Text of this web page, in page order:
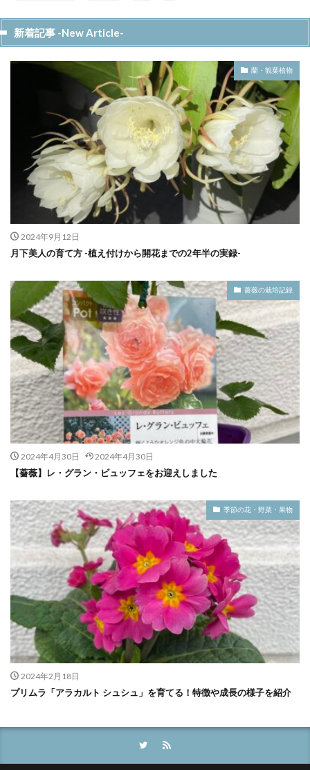
新着記事 -New Article-
蘭・観葉植物
2024年9月12日
月下美人の育て方 -植え付けから開花までの2年半の実録-
薔薇の栽培記録
2024年4月30日 2024年4月30日
【薔薇】レ・グラン・ビュッフェをお迎えしました
季節の花・野菜・果物
2024年2月18日
プリムラ「アラカルト シュシュ」を育てる！特徴や成長の様子を紹介